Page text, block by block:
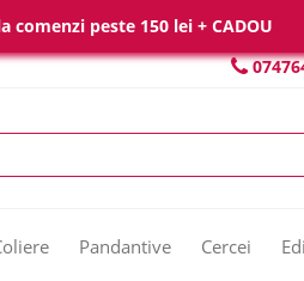
comenzi peste 150 lei + CADOU
Pandantive Cercei